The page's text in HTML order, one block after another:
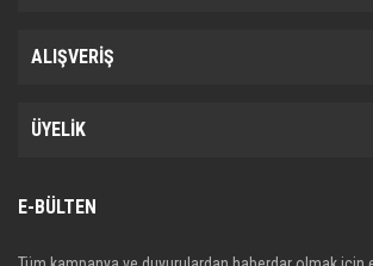
ALIŞVERİŞ
ÜYELİK
E-BÜLTEN